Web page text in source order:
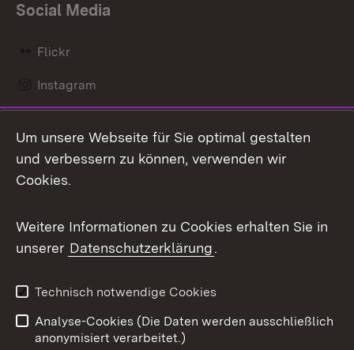
Social Media
Flickr
Instagram
Mastodon
Messenger
Social Wall
X / Twitter
Youtube
Um unsere Webseite für Sie optimal gestalten
und verbessern zu können, verwenden wir
Cookies.
Weitere Informationen zu Cookies erhalten Sie in
unserer Datenschutzerklärung.
Technisch notwendige Cookies
Analyse-Cookies (Die Daten werden ausschließlich
anonymisiert verarbeitet.)